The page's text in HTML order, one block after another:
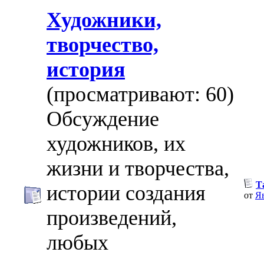
Художники,
творчество,
история
(просматривают: 60)
Обсуждение
художников, их
жизни и творчества,
истории создания
произведений,
любых
от